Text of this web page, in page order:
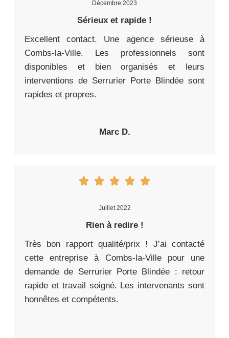
Décembre 2023
Sérieux et rapide !
Excellent contact. Une agence sérieuse à
Combs-la-Ville. Les professionnels sont
disponibles et bien organisés et leurs
interventions de Serrurier Porte Blindée sont
rapides et propres.
Marc D.
Juillet 2022
Rien à redire !
Très bon rapport qualité/prix ! J’ai contacté
cette entreprise à Combs-la-Ville pour une
demande de Serrurier Porte Blindée : retour
rapide et travail soigné. Les intervenants sont
honnêtes et compétents.